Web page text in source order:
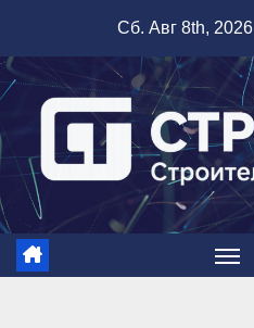
содержимому
Сб. Авг 8th, 2026